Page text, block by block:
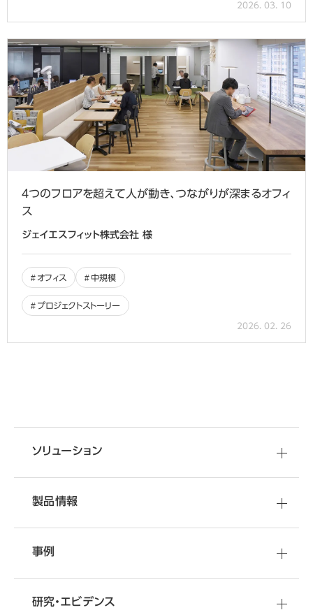
2026. 03. 10
４つのフロアを超えて人が動き、つながりが深まるオフィ
ス
ジェイエスフィット株式会社 様
オフィス 中規模
プロジェクトストーリー
2026. 02. 26
さまざまな情報をご提供しています
オフィス移転・改善のことなら
ソリューション
製品情報
事例
研究・エビデンス